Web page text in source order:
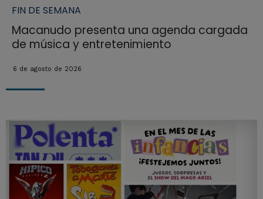
FIN DE SEMANA
Macanudo presenta una agenda cargada
de música y entretenimiento
6 de agosto de 2026